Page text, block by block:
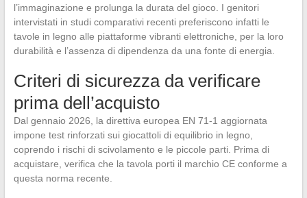
l’immaginazione e prolunga la durata del gioco. I genitori
intervistati in studi comparativi recenti preferiscono infatti le
tavole in legno alle piattaforme vibranti elettroniche, per la loro
durabilità e l’assenza di dipendenza da una fonte di energia.
Criteri di sicurezza da verificare
prima dell’acquisto
Dal gennaio 2026, la direttiva europea EN 71-1 aggiornata
impone test rinforzati sui giocattoli di equilibrio in legno,
coprendo i rischi di scivolamento e le piccole parti. Prima di
acquistare, verifica che la tavola porti il marchio CE conforme a
questa norma recente.